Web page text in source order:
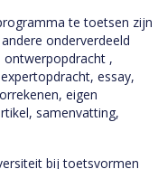
te toetsen zijn
onderverdeeld
ontwerpopdracht ,
essay,
eigen
samenvatting,
bij toetsvormen